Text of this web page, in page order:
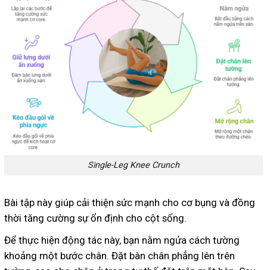
Single-Leg Knee Crunch
Bài tập này giúp cải thiện sức mạnh cho cơ bụng và đồng
thời tăng cường sự ổn định cho cột sống.
Để thực hiện động tác này, bạn nằm ngửa cách tường
khoảng một bước chân. Đặt bàn chân phẳng lên trên